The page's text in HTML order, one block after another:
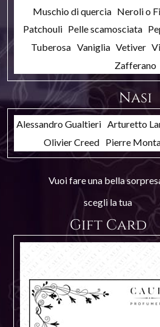
Muschio di quercia Neroli o
Patchouli Pelle scamosciata
Tuberosa Vaniglia Vetiver
Zafferano
Nasi
Alessandro Gualtieri Arturetto
Olivier Creed Pierre
Vuoi fare una bella
scegli la tua
Gift Card